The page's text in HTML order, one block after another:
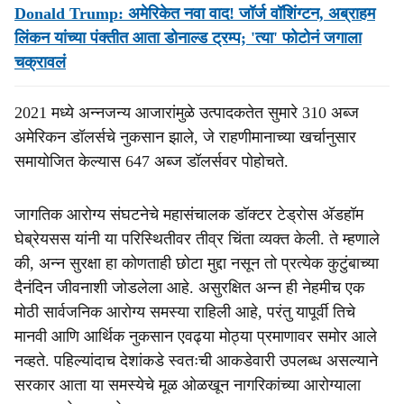
Donald Trump: अमेरिकेत नवा वाद! जॉर्ज वॉशिंग्टन, अब्राहम
लिंकन यांच्या पंक्तीत आता डोनाल्ड ट्रम्प; 'त्या' फोटोनं जगाला
चक्रावलं
2021 मध्ये अन्नजन्य आजारांमुळे उत्पादकतेत सुमारे 310 अब्ज
अमेरिकन डॉलर्सचे नुकसान झाले, जे राहणीमानाच्या खर्चानुसार
समायोजित केल्यास 647 अब्ज डॉलर्सवर पोहोचते.
जागतिक आरोग्य संघटनेचे महासंचालक डॉक्टर टेड्रोस अ‍ॅडहॉम
घेब्रेयसस यांनी या परिस्थितीवर तीव्र चिंता व्यक्त केली. ते म्हणाले
की, अन्न सुरक्षा हा कोणताही छोटा मुद्दा नसून तो प्रत्येक कुटुंबाच्या
दैनंदिन जीवनाशी जोडलेला आहे. असुरक्षित अन्न ही नेहमीच एक
मोठी सार्वजनिक आरोग्य समस्या राहिली आहे, परंतु यापूर्वी तिचे
मानवी आणि आर्थिक नुकसान एवढ्या मोठ्या प्रमाणावर समोर आले
नव्हते. पहिल्यांदाच देशांकडे स्वतःची आकडेवारी उपलब्ध असल्याने
सरकार आता या समस्येचे मूळ ओळखून नागरिकांच्या आरोग्याला